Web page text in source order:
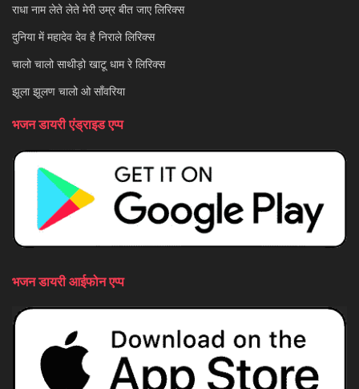
राधा नाम लेते लेते मेरी उम्र बीत जाए लिरिक्स
दुनिया में महादेव देव है निराले लिरिक्स
चालो चालो साथीड़ो खाटू धाम रे लिरिक्स
झूला झूलण चालो ओ साँवरिया
भजन डायरी एंड्राइड एप्प
भजन डायरी आईफोन एप्प